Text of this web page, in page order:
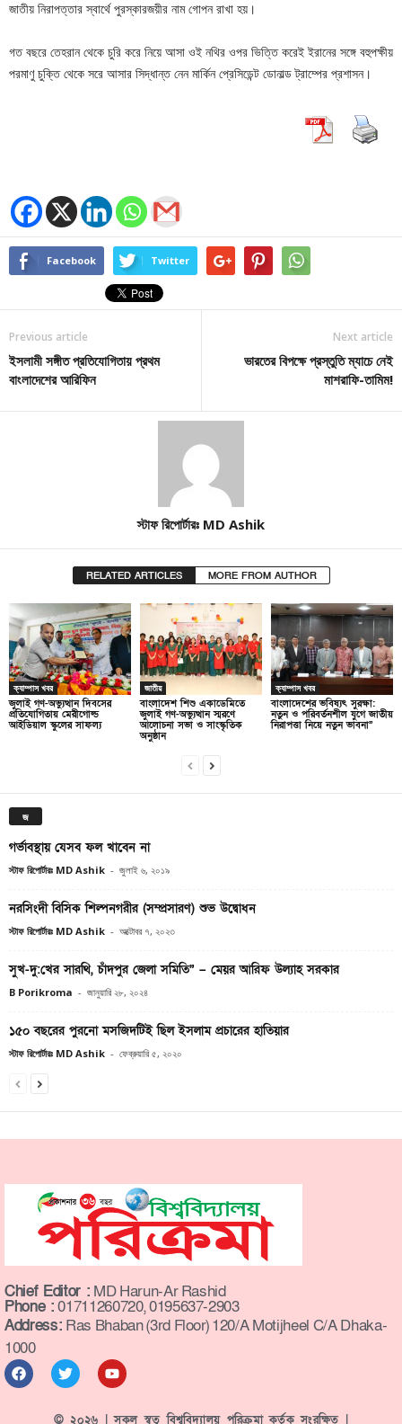
জাতীয় নিরাপত্তার স্বার্থে পুরস্কারজয়ীর নাম গোপন রাখা হয়।
গত বছরে তেহরান থেকে চুরি করে নিয়ে আসা ওই নথির ওপর ভিত্তি করেই ইরানের সঙ্গে বহুপক্ষীয়
পরমাণু চুক্তি থেকে সরে আসার সিদ্ধান্ত নেন মার্কিন প্রেসিডেন্ট ডোনাল্ড ট্রাম্পের প্রশাসন।
Facebook Twitter
Previous article
ইসলামী সঙ্গীত প্রতিযোগিতায় প্রথম
বাংলাদেশের আরিফিন
Next article
ভারতের বিপক্ষে প্রস্তুতি ম্যাচে নেই
মাশরাফি-তামিম!
স্টাফ রিপোর্টারঃ MD Ashik
RELATED ARTICLES MORE FROM AUTHOR
ক্যাম্পাস খবর
জুলাই গণ-অভ্যুত্থান দিবসের
প্রতিযোগিতায় মেরীগোল্ড
আইডিয়াল স্কুলের সাফল্য
জাতীয়
বাংলাদেশ শিশু একাডেমিতে
জুলাই গণ-অভ্যুত্থান স্মরণে
আলোচনা সভা ও সাংস্কৃতিক
অনুষ্ঠান
ক্যাম্পাস খবর
বাংলাদেশের ভবিষ্যৎ সুরক্ষা:
নতুন ও পরিবর্তনশীল যুগে জাতীয়
নিরাপত্তা নিয়ে নতুন ভাবনা”
জ
গর্ভাবস্থায় যেসব ফল খাবেন না
স্টাফ রিপোর্টারঃ MD Ashik - জুলাই ৬, ২০১৯
নরসিংদী বিসিক শিল্পনগরীর (সম্প্রসারণ) শুভ উদ্বোধন
স্টাফ রিপোর্টারঃ MD Ashik - অক্টোবর ৭, ২০২৩
সুখ-দু:খের সারথি, চাঁদপুর জেলা সমিতি” – মেয়র আরিফ উল্যাহ সরকার
B Porikroma - জানুয়ারি ২৮, ২০২৪
১৫০ বছরের পুরনো মসজিদটিই ছিল ইসলাম প্রচারের হাতিয়ার
স্টাফ রিপোর্টারঃ MD Ashik - ফেব্রুয়ারি ৫, ২০২০
Chief Editor : MD Harun-Ar Rashid
Phone :01711260720, 0195637-2903
Address: Ras Bhaban (3rd Floor) 120/A Motijheel C/A Dhaka-
1000
© ২০২৬ | সকল স্বত্ব বিশ্ববিদ্যালয় পরিক্রমা কর্তৃক সংরক্ষিত |